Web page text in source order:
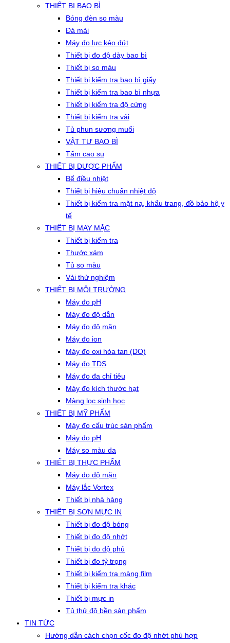
THIẾT BỊ BAO BÌ
Bóng đèn so màu
Đá mài
Máy đo lực kéo đứt
Thiết bị đo độ dày bao bì
Thiết bị so màu
Thiết bị kiểm tra bao bì giấy
Thiết bị kiểm tra bao bì nhựa
Thiết bị kiểm tra độ cứng
Thiết bị kiểm tra vải
Tủ phun sương muối
VẬT TƯ BAO BÌ
Tấm cao su
THIẾT BỊ DƯỢC PHẨM
Bể điều nhiệt
Thiết bị hiệu chuẩn nhiệt độ
Thiết bị kiểm tra mặt nạ, khẩu trang, đồ bảo hộ y
tế
THIẾT BỊ MAY MẶC
Thiết bị kiểm tra
Thước xám
Tủ so màu
Vải thử nghiệm
THIẾT BỊ MÔI TRƯỜNG
Máy đo pH
Máy đo độ dẫn
Máy đo độ mặn
Máy đo ion
Máy đo oxi hòa tan (DO)
Máy đo TDS
Máy đo đa chỉ tiêu
Máy đo kích thước hạt
Màng lọc sinh học
THIẾT BỊ MỸ PHẨM
Máy đo cấu trúc sản phẩm
Máy đo pH
Máy so màu da
THIẾT BỊ THỰC PHẨM
Máy đo độ mặn
Máy lắc Vortex
Thiết bị nhà hàng
THIẾT BỊ SƠN MỰC IN
Thiết bị đo độ bóng
Thiết bị đo độ nhớt
Thiết bị đo độ phủ
Thiết bị đo tỷ trọng
Thiết bị kiểm tra màng film
Thiết bị kiểm tra khác
Thiết bị mực in
Tủ thử độ bền sản phẩm
TIN TỨC
Hướng dẫn cách chọn cốc đo độ nhớt phù hợp